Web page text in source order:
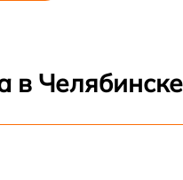
в Челябинске